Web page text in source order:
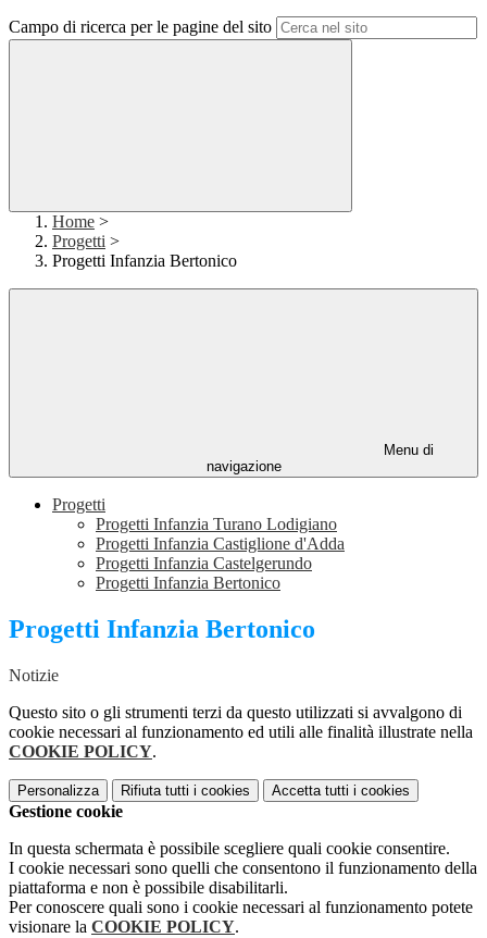
Campo di ricerca per le pagine del sito
Home >
Progetti >
Progetti Infanzia Bertonico
Menu di
navigazione
Progetti
Progetti Infanzia Turano Lodigiano
Progetti Infanzia Castiglione d'Adda
Progetti Infanzia Castelgerundo
Progetti Infanzia Bertonico
Progetti Infanzia Bertonico
Notizie
Questo sito o gli strumenti terzi da questo utilizzati si avvalgono di
cookie necessari al funzionamento ed utili alle finalità illustrate nella
COOKIE POLICY.
Personalizza Rifiuta tutti i cookies Accetta tutti i cookies
Gestione cookie
In questa schermata è possibile scegliere quali cookie consentire.
I cookie necessari sono quelli che consentono il funzionamento della
piattaforma e non è possibile disabilitarli.
Per conoscere quali sono i cookie necessari al funzionamento potete
visionare la COOKIE POLICY.